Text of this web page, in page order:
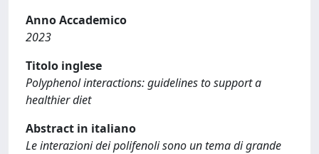
Anno Accademico
2023
Titolo inglese
Polyphenol interactions: guidelines to support a
healthier diet
Abstract in italiano
Le interazioni dei polifenoli sono un tema di grande